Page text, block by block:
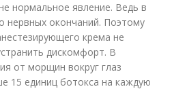
нормальное явление. Ведь в
нервных окончаний. Поэтому
крема не
дискомфорт. В
от морщин вокруг глаз
15 единиц ботокса на каждую